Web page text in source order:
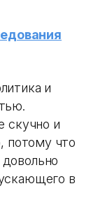
и
скучно и
потому что
в